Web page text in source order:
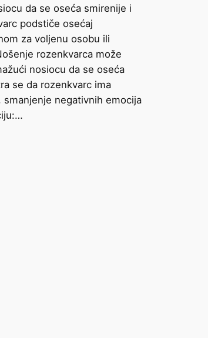
da se oseća smirenije i
podstiče osećaj
za voljenu osobu ili
rozenkvarca može
nosiocu da se oseća
se da rozenkvarc ima
negativnih emocija